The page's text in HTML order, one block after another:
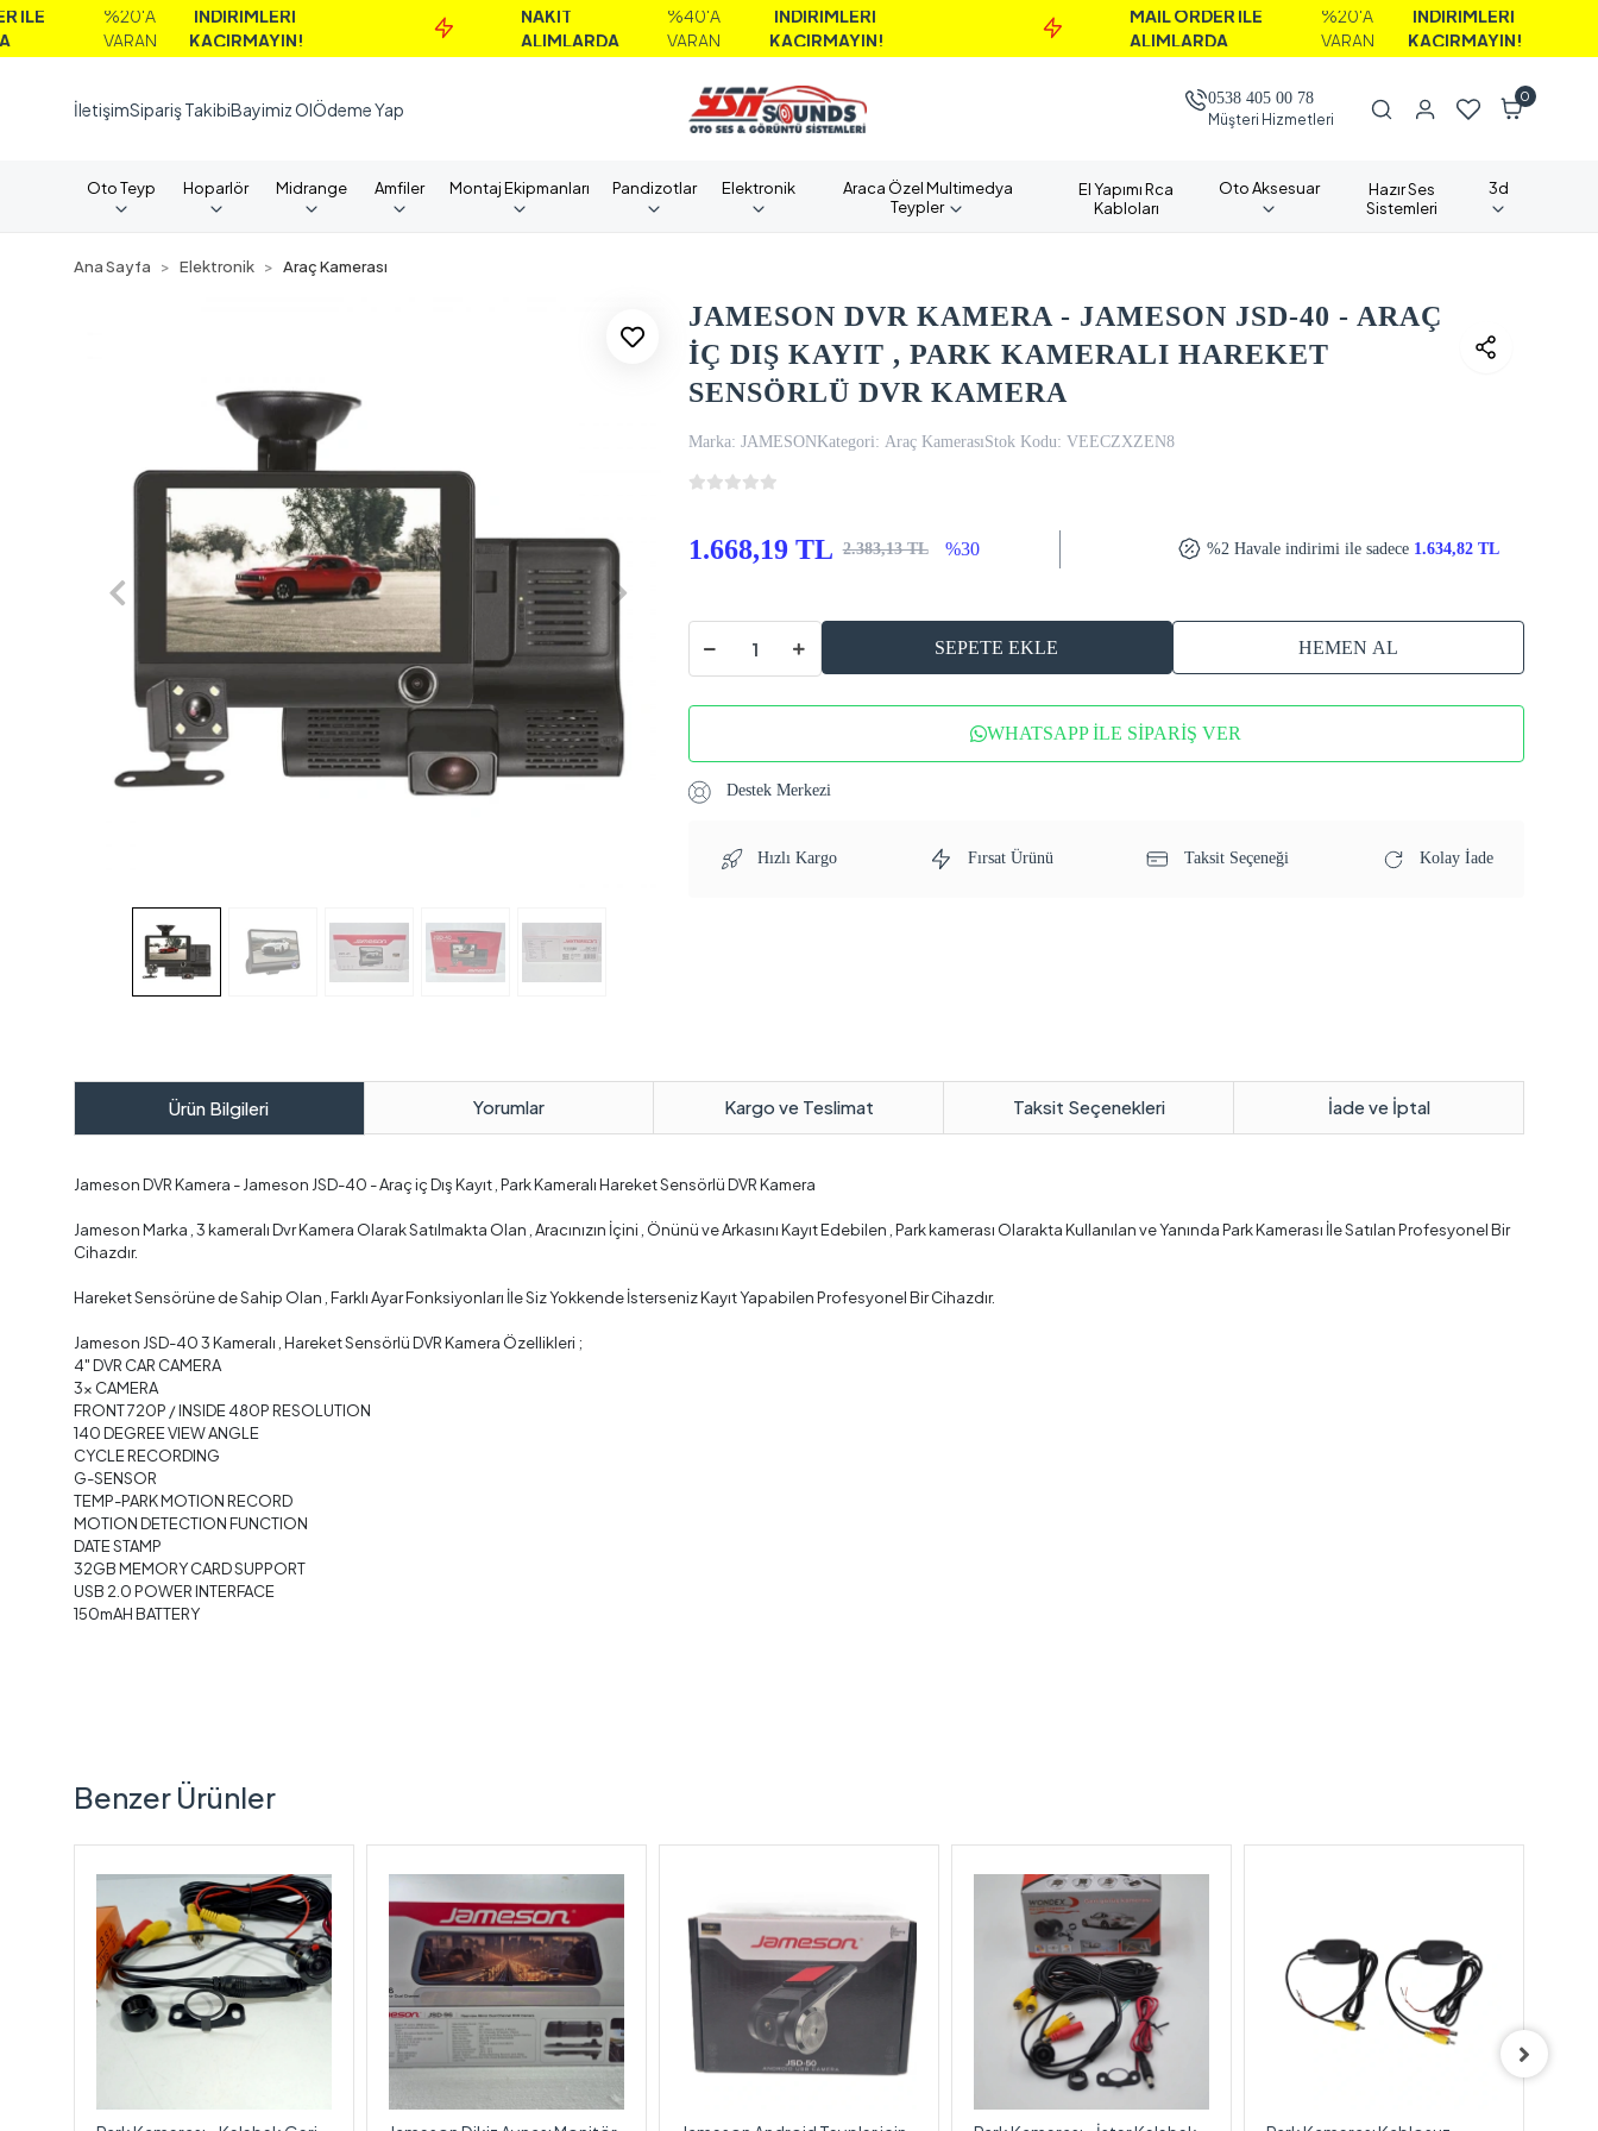
%20'A
İNDİRİMLERİ
KAÇIRMAYIN!
NAKİT
ALIMLARDA
VARAN
İNDİRİMLERİ
KAÇIRMAYIN!
MAİL ORDER İLE
ALIMLARDA
%20'A
İNDİRİMLERİ
KAÇIRMAYIN!
İletişimSipariş TakibiBayimiz OlÖdeme Yap
0538 405 00 78
Müşteri Hizmetleri
0
Oto Teyp Hoparlör Midrange Amfiler Montaj Ekipmanları Pandizotlar Elektronik
Araca Özel Multimedya
Teypler
El Yapımı Rca
Kabloları
Oto Aksesuar
Hazır Ses
Sistemleri
3d
Ana Sayfa Elektronik Araç Kamerası
JAMESON DVR KAMERA - JAMESON JSD-40 - ARAÇ
İÇ DIŞ KAYIT , PARK KAMERALI HAREKET
SENSÖRLÜ DVR KAMERA
Marka: JAMESONKategori: Araç KamerasıStok Kodu: VEECZXZEN8
1.668,19 TL 2.383,13 TL %30 %2 Havale indirimi ile sadece 1.634,82 TL
SEPETE EKLE HEMEN AL
WHATSAPP İLE SİPARİŞ VER
Destek Merkezi
Hızlı Kargo Fırsat Ürünü Taksit Seçeneği Kolay İade
Ürün Bilgileri Yorumlar Kargo ve Teslimat Taksit Seçenekleri İade ve İptal
Jameson DVR Kamera - Jameson JSD-40 - Araç iç Dış Kayıt , Park Kameralı Hareket Sensörlü DVR Kamera
Jameson Marka , 3 kameralı Dvr Kamera Olarak Satılmakta Olan , Aracınızın İçini , Önünü ve Arkasını Kayıt Edebilen , Park kamerası Olarakta Kullanılan ve Yanında Park Kamerası İle Satılan Profesyonel Bir
Cihazdır.
Hareket Sensörüne de Sahip Olan , Farklı Ayar Fonksiyonları İle Siz Yokkende İsterseniz Kayıt Yapabilen Profesyonel Bir Cihazdır.
Jameson JSD-40 3 Kameralı , Hareket Sensörlü DVR Kamera Özellikleri ;
4" DVR CAR CAMERA
3x CAMERA
FRONT 720P / INSIDE 480P RESOLUTION
140 DEGREE VIEW ANGLE
CYCLE RECORDING
G-SENSOR
TEMP-PARK MOTION RECORD
MOTION DETECTION FUNCTION
DATE STAMP
32GB MEMORY CARD SUPPORT
USB 2.0 POWER INTERFACE
150mAH BATTERY
Benzer Ürünler